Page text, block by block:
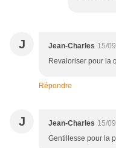
J Jean-Charles 15/
Revaloriser pour la
Répondre
J Jean-Charles 15/
Gentillesse pour la